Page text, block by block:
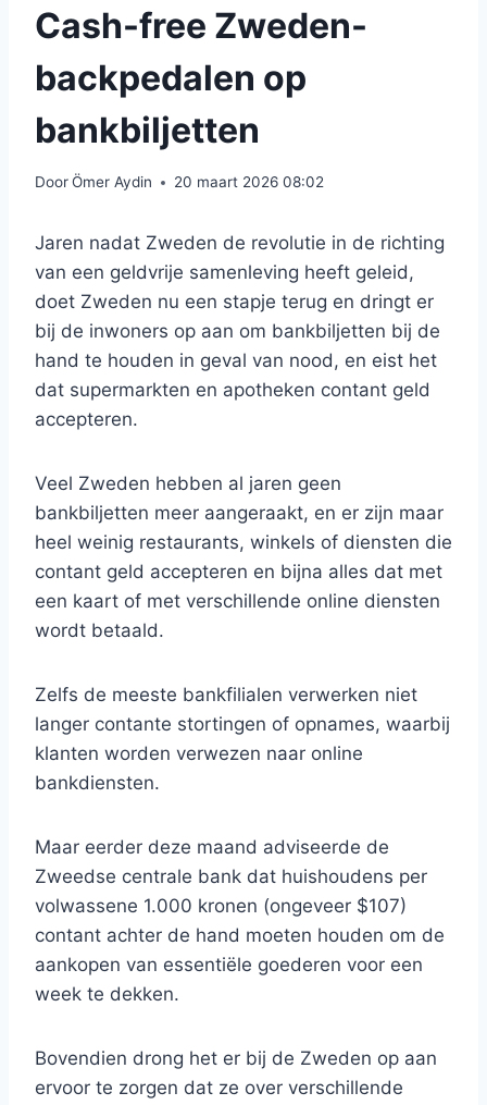
Cash-free Zweden-
backpedalen op
bankbiljetten
DoorÖmer Aydin 20 maart 2026 08:02
Jaren nadat Zweden de revolutie in de richting
van een geldvrije samenleving heeft geleid,
doet Zweden nu een stapje terug en dringt er
bij de inwoners op aan om bankbiljetten bij de
hand te houden in geval van nood, en eist het
dat supermarkten en apotheken contant geld
accepteren.
Veel Zweden hebben al jaren geen
bankbiljetten meer aangeraakt, en er zijn maar
heel weinig restaurants, winkels of diensten die
contant geld accepteren en bijna alles dat met
een kaart of met verschillende online diensten
wordt betaald.
Zelfs de meeste bankfilialen verwerken niet
langer contante stortingen of opnames, waarbij
klanten worden verwezen naar online
bankdiensten.
Maar eerder deze maand adviseerde de
Zweedse centrale bank dat huishoudens per
volwassene 1.000 kronen (ongeveer $107)
contant achter de hand moeten houden om de
aankopen van essentiële goederen voor een
week te dekken.
Bovendien drong het er bij de Zweden op aan
ervoor te zorgen dat ze over verschillende